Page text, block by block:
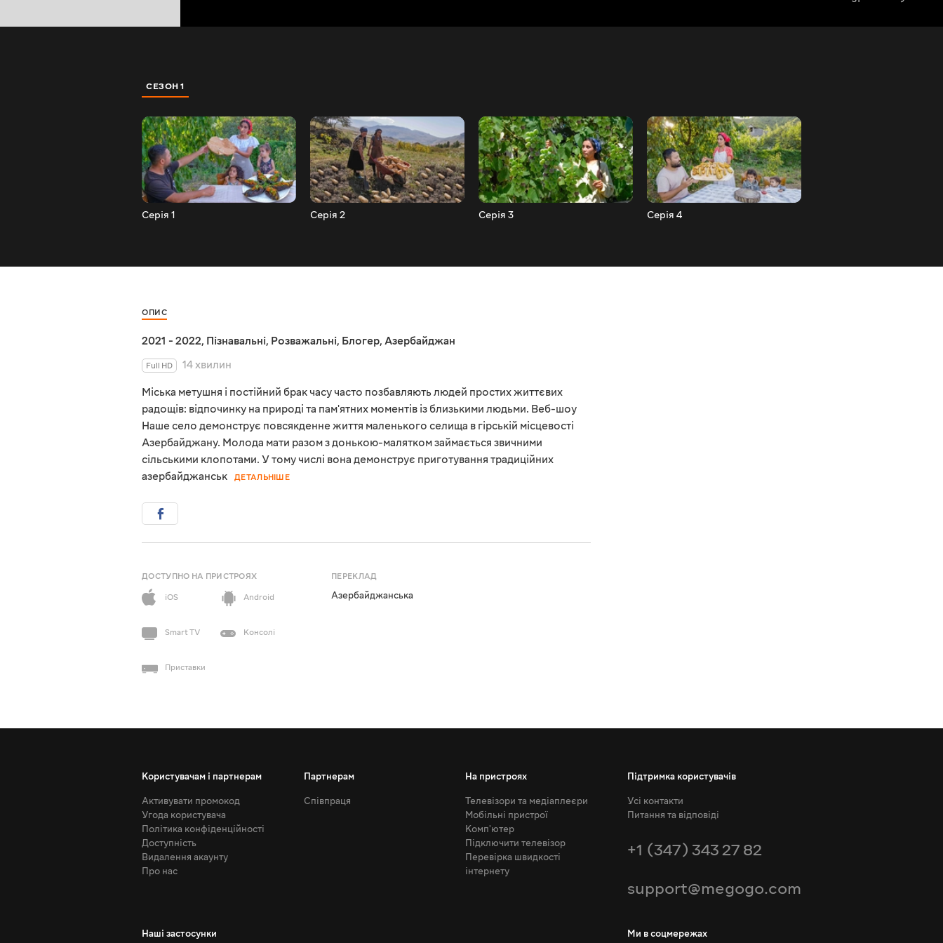
СЕЗОН 1
Серія 1 Серія 2 Серія 3 Серія 4
ОПИС
2021 - 2022, Пізнавальні, Розважальні, Блогер, Азербайджан
Full HD
14 хвилин
Міська метушня і постійний брак часу часто позбавляють людей простих життєвих
радощів: відпочинку на природі та пам'ятних моментів із близькими людьми. Веб-шоу
Наше село демонструє повсякденне життя маленького селища в гірській місцевості
Азербайджану. Молода мати разом з донькою-малятком займається звичними
сільськими клопотами. У тому числі вона демонструє приготування традиційних
азербайджанськ
ДЕТАЛЬНІШЕ
ДОСТУПНО НА ПРИСТРОЯХ
iOS
Android
Smart TV Консолі
Приставки
ПЕРЕКЛАД
Азербайджанська
Користувачам і партнерам
Активувати промокод
Угода користувача
Політика конфіденційності
Доступність
Видалення акаунту
Про нас
Партнерам
Співпраця
На пристроях
Телевізори та медіаплеєри
Мобільні пристрої
Комп'ютер
Підключити телевізор
Перевірка швидкості
інтернету
Підтримка користувачів
Усі контакти
Питання та відповіді
+1 (347) 343 27 82
support@megogo.com
Наші застосунки Ми в соцмережах